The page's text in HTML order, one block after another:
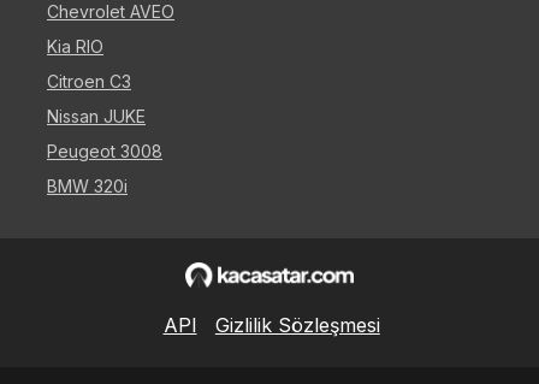
Chevrolet AVEO
Kia RIO
Citroen C3
Nissan JUKE
Peugeot 3008
BMW 320i
API Gizlilik Sözleşmesi